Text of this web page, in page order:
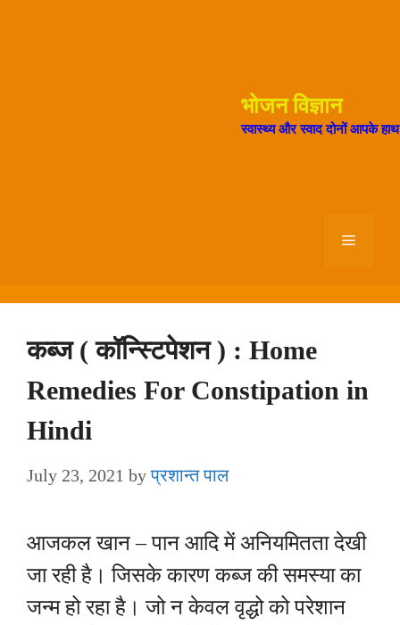
भोजन विज्ञान
स्वास्थ्य और स्वाद दोनों आपके
Menu
कब्ज ( कॉन्स्टिपेशन ) : Home
Remedies For Constipation in
Hindi
July 23, 2021 byप्रशान्त पाल
आजकल खान – पान आदि में अनियमितता देखी
जा रही है। जिसके कारण कब्ज की समस्या का
जन्म हो रहा है। जो न केवल वृद्धो को परेशान